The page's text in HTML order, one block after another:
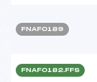
FNAF0189
FNAF0182.FFS